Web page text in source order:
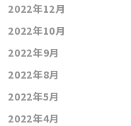
2022年12月
2022年10月
2022年9月
2022年8月
2022年5月
2022年4月